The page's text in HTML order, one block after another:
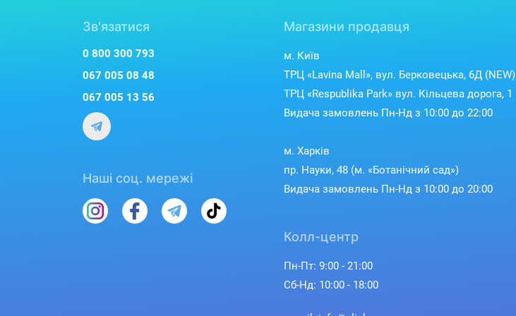
Зв'язатися
0 800 300 793
067 005 08 48
067 005 13 56
Наші соц. мережі
Магазини продавця
м. Київ
ТРЦ «Lavina Mall», вул. Берковецька, 6Д (NEW)
ТРЦ «Respublika Park» вул. Кільцева дорога, 1
Видача замовлень Пн-Нд з 10:00 до 22:00
м. Харків
пр. Науки, 48 (м. «Ботанічний сад»)
Видача замовлень Пн-Нд з 10:00 до 20:00
Колл-центр
Пн-Пт: 9:00 - 21:00
Сб-Нд: 10:00 - 18:00